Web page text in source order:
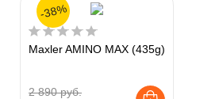
Maxler AMINO MAX (435g)
2 890 руб.
-38%